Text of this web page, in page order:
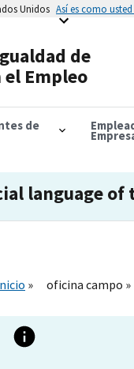
Unidos Así es como
de
Empleo
de
language of
oficina campo